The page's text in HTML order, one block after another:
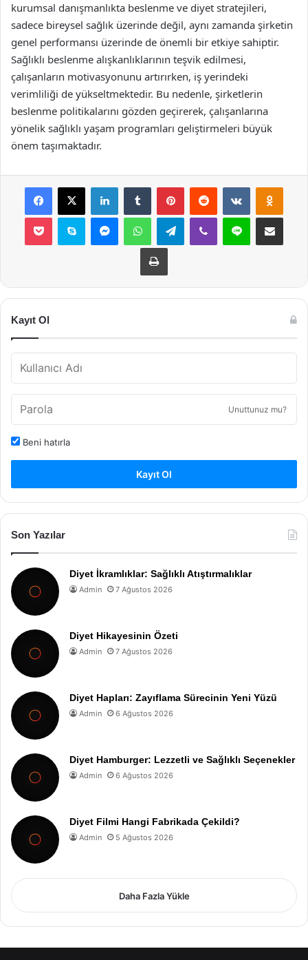
kurumsal danışmanlıkta beslenme ve diyet stratejileri,
sadece bireysel sağlık üzerinde değil, aynı zamanda şirketin
genel performansı üzerinde de önemli bir etkiye sahiptir.
Sağlıklı beslenme alışkanlıklarının teşvik edilmesi,
çalışanların motivasyonunu artırırken, iş yerindeki
verimliliği de yükseltmektedir. Bu nedenle, şirketlerin
beslenme politikalarını gözden geçirerek, çalışanlarına
yönelik sağlıklı yaşam programları geliştirmeleri büyük
önem taşımaktadır.
Facebook
X LinkedInTumblr PinterestReddit VKontakte
Pocket Skype MessengerWhatsAppTelegramViber Line E-Posta ile
Yazdır
Kayıt Ol
Unuttunuz mu?
Beni hatırla
Kayıt Ol
Son Yazılar
Diyet İkramlıklar: Sağlıklı Atıştırmalıklar
Admin 7 Ağustos 2026
Diyet Hikayesinin Özeti
Admin 7 Ağustos 2026
Diyet Hapları: Zayıflama Sürecinin Yeni Yüzü
Admin 6 Ağustos 2026
Diyet Hamburger: Lezzetli ve Sağlıklı Seçenekler
Admin 6 Ağustos 2026
Diyet Filmi Hangi Fabrikada Çekildi?
Admin 5 Ağustos 2026
Daha Fazla Yükle